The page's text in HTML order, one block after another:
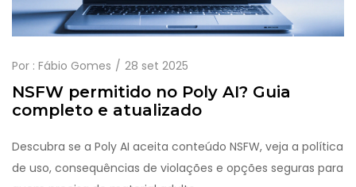
Por : Fábio Gomes 28 set 2025
NSFW permitido no Poly AI? Guia
completo e atualizado
Descubra se a Poly AI aceita conteúdo NSFW, veja a política
de uso, consequências de violações e opções seguras para